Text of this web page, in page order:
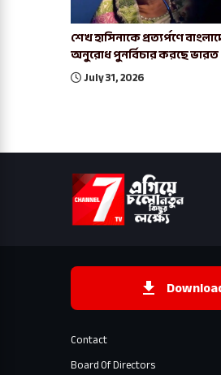
শেখ হাসিনাকে প্রত্যর্পণে
অনুরোধ পুনর্বিচার করছে ভারত
July 31, 2026
Contact
Board Of Directors